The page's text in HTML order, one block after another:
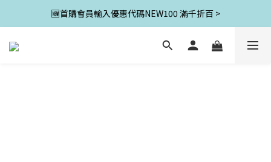
🆕首購會員輸入優惠代碼NEW100 滿千折百 >